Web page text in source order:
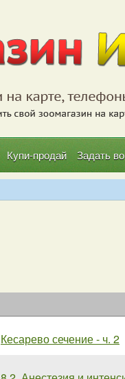
Купи-продай Задать
Кесарево сечение - ч. 2